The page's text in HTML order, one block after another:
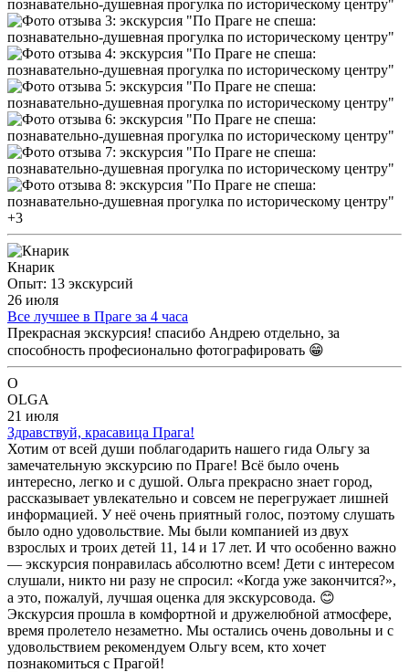
+3
Кнарик
Опыт: 13 экскурсий
26 июля
Все лучшее в Праге за 4 часа
Прекрасная экскурсия! спасибо Андрею отдельно, за
способность професионально фотографировать 😁
O
OLGA
21 июля
Здравствуй, красавица Прага!
Хотим от всей души поблагодарить нашего гида Ольгу за
замечательную экскурсию по Праге! Всё было очень
интересно, легко и с душой. Ольга прекрасно знает город,
рассказывает увлекательно и совсем не перегружает лишней
информацией. У неё очень приятный голос, поэтому слушать
было одно удовольствие. Мы были компанией из двух
взрослых и троих детей 11, 14 и 17 лет. И что особенно важно
— экскурсия понравилась абсолютно всем! Дети с интересом
слушали, никто ни разу не спросил: «Когда уже закончится?»,
а это, пожалуй, лучшая оценка для экскурсовода. 😊
Экскурсия прошла в комфортной и дружелюбной атмосфере,
время пролетело незаметно. Мы остались очень довольны и с
удовольствием рекомендуем Ольгу всем, кто хочет
познакомиться с Прагой!